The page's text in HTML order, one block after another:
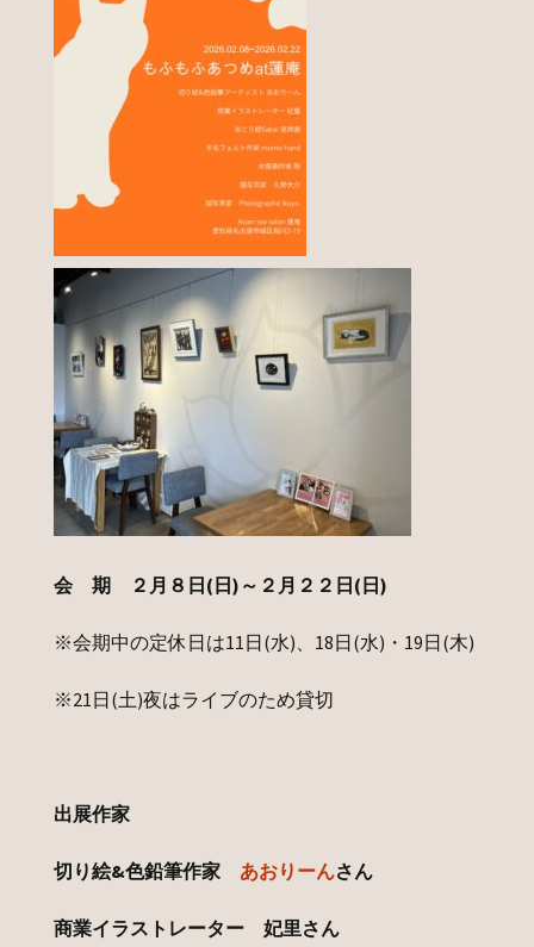
会 期 ２月８日(日)～２月２２日(日)
※会期中の定休日は11日(水)、18日(水)・19日(木)
※21日(土)夜はライブのため貸切
出展作家
切り絵&色鉛筆作家 あおりーんさん
商業イラストレーター 妃里さん